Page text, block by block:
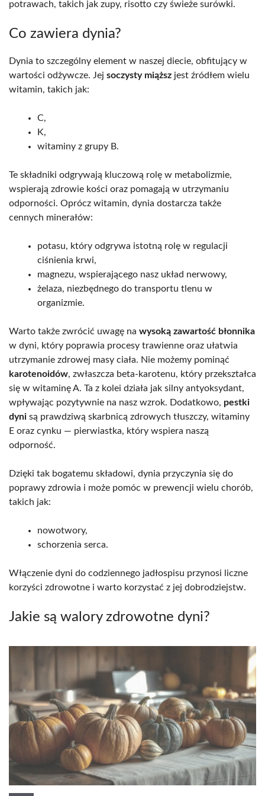
potrawach, takich jak zupy, risotto czy świeże surówki.
Co zawiera dynia?
Dynia to szczególny element w naszej diecie, obfitujący w
wartości odżywcze. Jej soczysty miąższ jest źródłem wielu
witamin, takich jak:
C,
K,
witaminy z grupy B.
Te składniki odgrywają kluczową rolę w metabolizmie,
wspierają zdrowie kości oraz pomagają w utrzymaniu
odporności. Oprócz witamin, dynia dostarcza także
cennych minerałów:
potasu, który odgrywa istotną rolę w regulacji
ciśnienia krwi,
magnezu, wspierającego nasz układ nerwowy,
żelaza, niezbędnego do transportu tlenu w
organizmie.
Warto także zwrócić uwagę na wysoką zawartość błonnika
w dyni, który poprawia procesy trawienne oraz ułatwia
utrzymanie zdrowej masy ciała. Nie możemy pominąć
karotenoidów, zwłaszcza beta-karotenu, który przekształca
się w witaminę A. Ta z kolei działa jak silny antyoksydant,
wpływając pozytywnie na nasz wzrok. Dodatkowo, pestki
dyni są prawdziwą skarbnicą zdrowych tłuszczy, witaminy
E oraz cynku — pierwiastka, który wspiera naszą
odporność.
Dzięki tak bogatemu składowi, dynia przyczynia się do
poprawy zdrowia i może pomóc w prewencji wielu chorób,
takich jak:
nowotwory,
schorzenia serca.
Włączenie dyni do codziennego jadłospisu przynosi liczne
korzyści zdrowotne i warto korzystać z jej dobrodziejstw.
Jakie są walory zdrowotne dyni?